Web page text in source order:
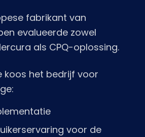
fabrikant van
evalueerde zowel
als CPQ-oplossing.
koos het bedrijf voor
voor de